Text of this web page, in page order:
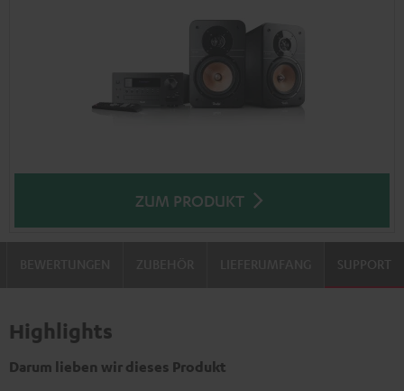
ZUM PRODUKT
SUPPORT
Highlights
Darum lieben wir dieses Produkt